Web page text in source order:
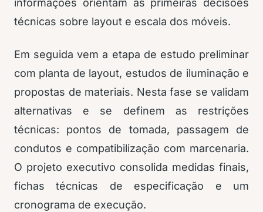
informações orientam as primeiras decisões
técnicas sobre layout e escala dos móveis.
Em seguida vem a etapa de estudo preliminar
com planta de layout, estudos de iluminação e
propostas de materiais. Nesta fase se validam
alternativas e se definem as restrições
técnicas: pontos de tomada, passagem de
condutos e compatibilização com marcenaria.
O projeto executivo consolida medidas finais,
fichas técnicas de especificação e um
cronograma de execução.